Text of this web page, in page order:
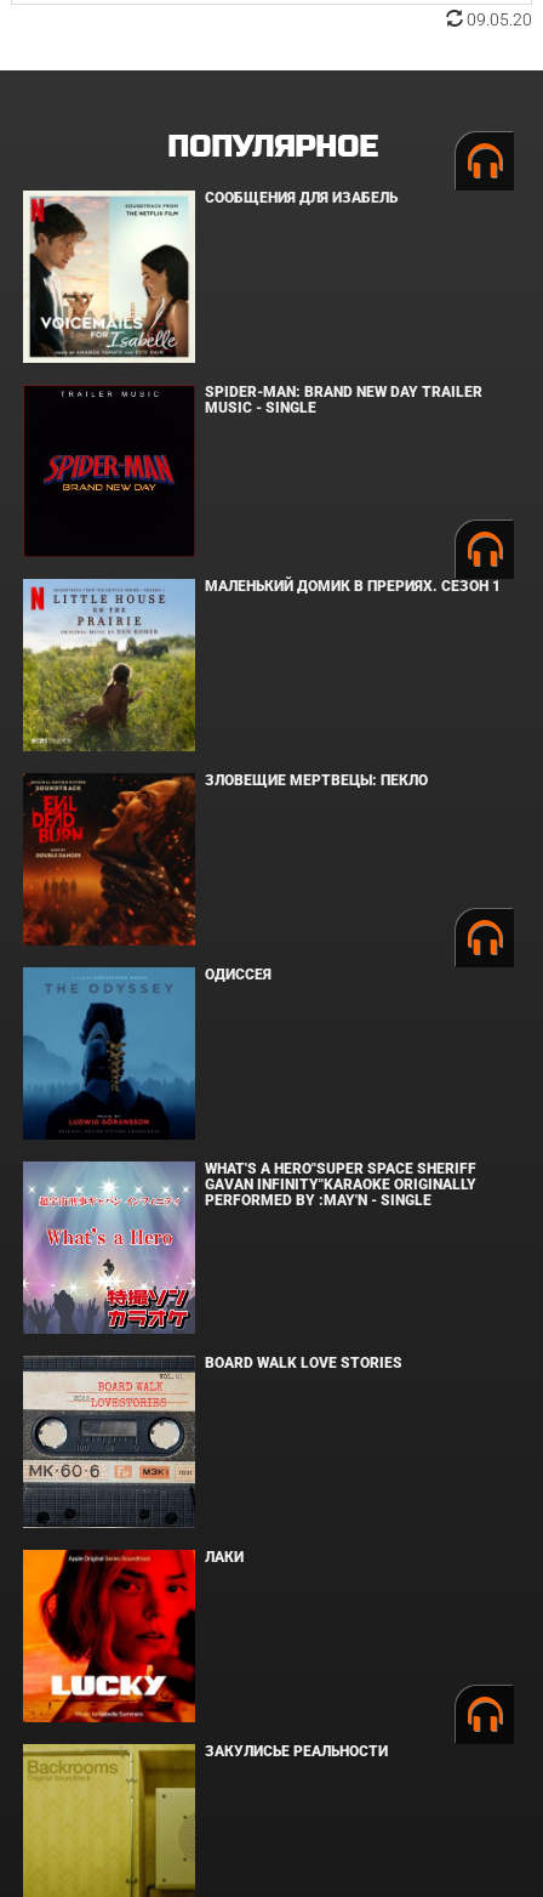
09.05.20
ПОПУЛЯРНОЕ
СООБЩЕНИЯ ДЛЯ ИЗАБЕЛЬ
SPIDER-MAN: BRAND NEW DAY TRAILER
MUSIC - SINGLE
МАЛЕНЬКИЙ ДОМИК В ПРЕРИЯХ. СЕЗОН 1
ЗЛОВЕЩИЕ МЕРТВЕЦЫ: ПЕКЛО
ОДИССЕЯ
WHAT'S A HERO"SUPER SPACE SHERIFF
GAVAN INFINITY"KARAOKE ORIGINALLY
PERFORMED BY :MAY'N - SINGLE
BOARD WALK LOVE STORIES
ЛАКИ
ЗАКУЛИСЬЕ РЕАЛЬНОСТИ